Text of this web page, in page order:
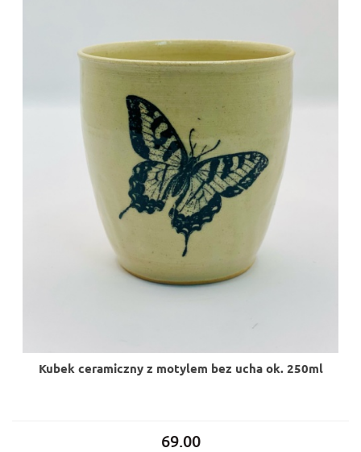
Kubek ceramiczny z motylem bez ucha ok. 250ml
69.00